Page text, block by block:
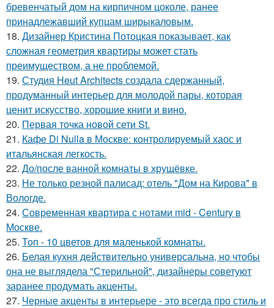
бревенчатый дом на кирпичном цоколе, ранее
принадлежавший купцам ширыкаловым.
18. Дизайнер Кристина Потоцкая показывает, как
сложная геометрия квартиры может стать
преимуществом, а не проблемой.
19. Студия Heut Architects создала сдержанный,
продуманный интерьер для молодой пары, которая
ценит искусство, хорошие книги и вино.
20. Первая точка новой сети St.
21. Кафе Di Nulla в Москве: контролируемый хаос и
итальянская легкость.
22. До/после ванной комнаты в хрущёвке.
23. Не только резной палисад: отель "Дом на Кирова" в
Вологде.
24. Современная квартира с нотами mid - Century в
Москве.
25. Топ - 10 цветов для маленькой комнаты.
26. Белая кухня действительно универсальна, но чтобы
она не выглядела "Стерильной", дизайнеры советуют
заранее продумать акценты.
27. Черные акценты в интерьере - это всегда про стиль и